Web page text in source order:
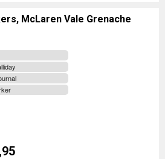
McLaren Vale Grenache